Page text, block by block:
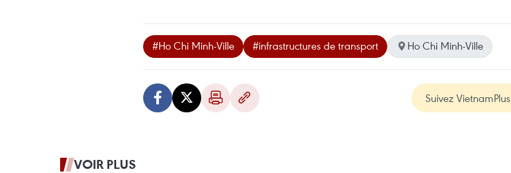
#Ho Chi Minh-Ville #infrastructures de transport Ho Chi Minh-Ville
Suivez VietnamPlus
VOIR PLUS